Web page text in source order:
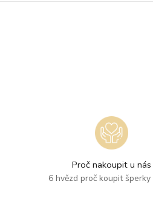
Proč nakoupit u nás
6 hvězd proč koupit šperky